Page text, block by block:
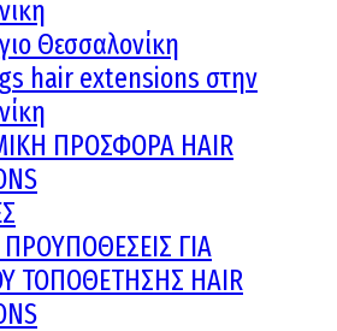
Θεσσαλονίκη
hair extensions στην
ΠΡΟΣΦΟΡΑ HAIR
ΓΙΑ
ΤΟΠΟΘΕΤΗΣΗΣ HAIR